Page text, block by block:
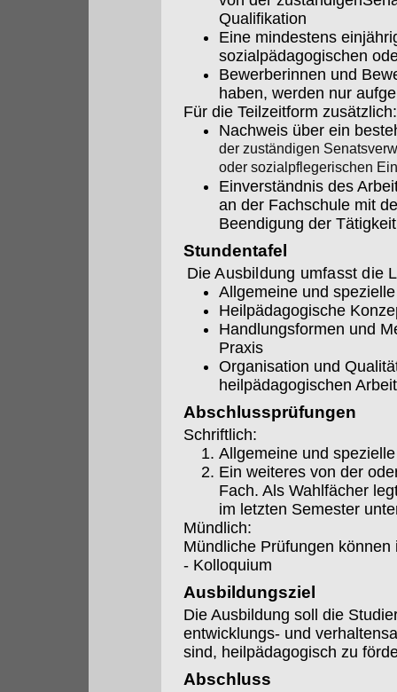
Qualifikation
Eine mindestens
sozialpädagogischen
Bewerberinnen und
haben, werden nur
Für die Teilzeitform zusätzlich:
Nachweis über ein
der zuständigen
oder sozialpflegerischen
Einverständnis des
an der Fachschule mit
Beendigung der
Stundentafel
Die Ausbildung umfasst die
Allgemeine und
Heilpädagogische
Handlungsformen und
Praxis
Organisation und
heilpädagogischen Arbeit
Abschlussprüfungen
Schriftlich:
Allgemeine und
Ein weiteres von der
Fach. Als Wahlfächer
im letzten Semester
Mündlich:
Mündliche Prüfungen
- Kolloquium
Ausbildungsziel
Die Ausbildung soll die
entwicklungs- und
sind, heilpädagogisch zu
Abschluss